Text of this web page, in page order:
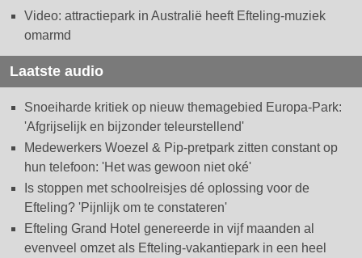
Video: attractiepark in Australië heeft Efteling-muziek
omarmd
Laatste audio
Snoeiharde kritiek op nieuw themagebied Europa-Park:
'Afgrijselijk en bijzonder teleurstellend'
Medewerkers Woezel & Pip-pretpark zitten constant op
hun telefoon: 'Het was gewoon niet oké'
Is stoppen met schoolreisjes dé oplossing voor de
Efteling? 'Pijnlijk om te constateren'
Efteling Grand Hotel genereerde in vijf maanden al
evenveel omzet als Efteling-vakantiepark in een heel